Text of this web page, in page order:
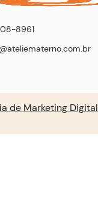
8961
de Marketing Digital